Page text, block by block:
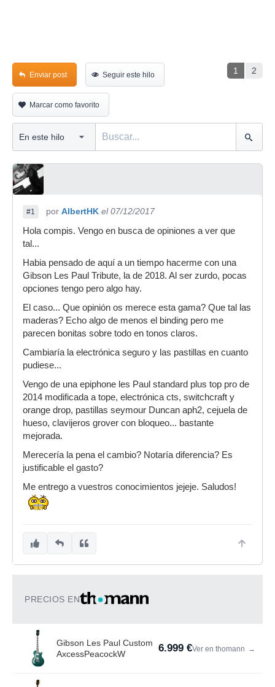
1 2
Enviar post Seguir este hilo
Marcar como favorito
#1 por AlbertHK el 07/12/2017
Hola compis. Vengo en busca de opiniones a ver que
tal...
Habia pensado de aquí a un tiempo hacerme con una
Gibson Les Paul Tribute, la de 2018. Al ser zurdo, pocas
opciones tengo pero algo hay.
El caso... Que opinión os merece esta gama? Que tal las
maderas? Echo algo de menos el binding pero me
parecen bonitas sobre todo en tonos claros.
Cambiaría la electrónica seguro y las pastillas en cuanto
pudiese...
Vengo de una epiphone les Paul standard plus top pro de
2014 modificada a tope, electrónica cts, switchcraft y
orange drop, pastillas seymour Duncan aph2, cejuela de
hueso, clavijeros grover con bloqueo... bastante
mejorada.
Merecería la pena el cambio? Notaría diferencia? Es
justificable el gasto?
Me entrego a vuestros conocimientos jejeje. Saludos!
PRECIOS EN
Gibson Les Paul Custom
AxcessPeacockW
6.999 €Ver en thomann →